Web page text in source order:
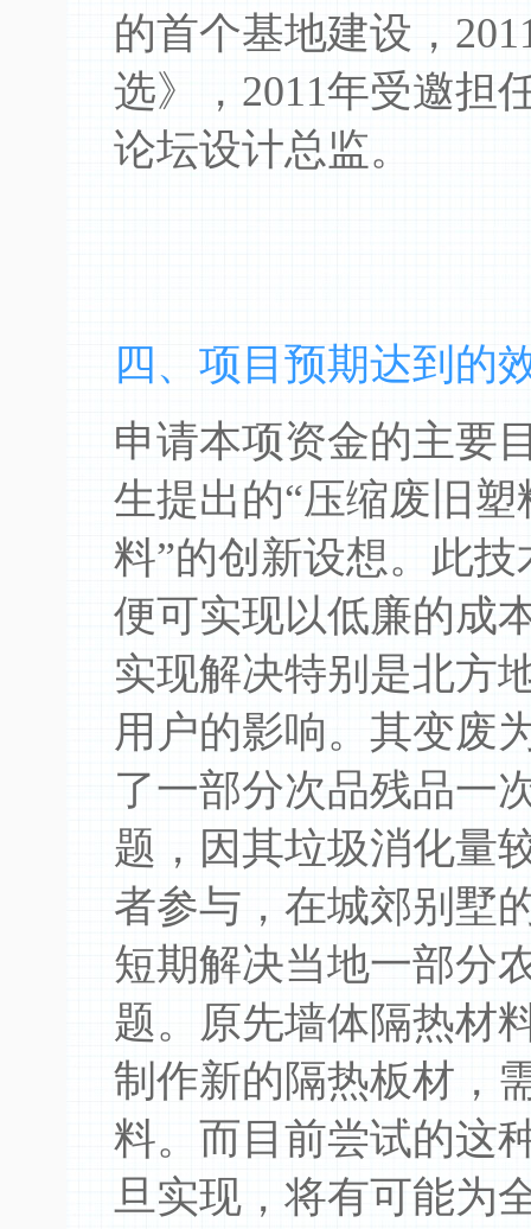
的首个基地建设，
选》，2011年受邀担
论坛设计总监。
四、项目预期达到的
申请本项资金的主要
生提出的“压缩废旧
料”的创新设想。此
便可实现以低廉的成
实现解决特别是北方
用户的影响。其变废
了一部分次品残品一
题，因其垃圾消化量
者参与，在城郊别墅
短期解决当地一部分
题。原先墙体隔热材
制作新的隔热板材，
料。而目前尝试的这
旦实现，将有可能为